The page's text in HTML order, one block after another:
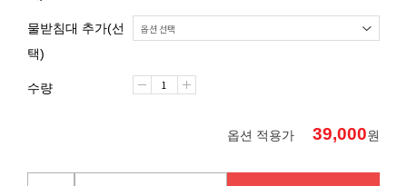
물받침대 추가(선
택)
수량
옵션 적용가 39,000원